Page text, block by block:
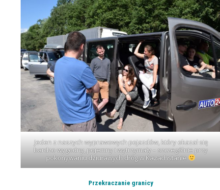
Jeden z naszych wyprawowych pojazdów, który okazał się
bardzo wygodny, pojemny i wytrzymały – szczególnie przy
pokonywaniu dziurawych dróg w Kazachstanie
Przekraczanie granicy